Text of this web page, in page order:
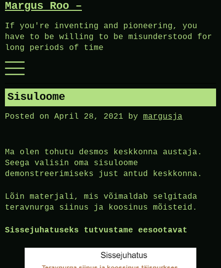
Skip
content
Margus Roo –
If you're inventing and pioneering, you
have to be willing to be misunderstood for
long periods of time
Menu
Sisuloome
Posted on April 28, 2021 by margusja
Ma olen tohutu desmos keskkonna austaja.
Seega valisin oma sisuloome
demonstreerimiseks just antud keskkonna.
Lõin materjali, mis võimaldab selgitada
teravnurga siinus ja koosinus mõisteid.
Sissejuhatuseks tutvustame eesootavat